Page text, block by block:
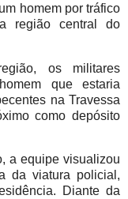
homem por tráfico
região central do
os militares
que estaria
na Travessa
como depósito
a equipe visualizou
da viatura policial,
Diante da